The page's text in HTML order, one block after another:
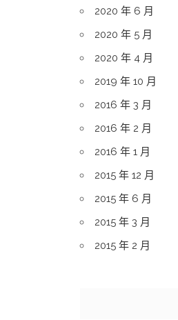
2020 年 6 月
2020 年 5 月
2020 年 4 月
2019 年 10 月
2016 年 3 月
2016 年 2 月
2016 年 1 月
2015 年 12 月
2015 年 6 月
2015 年 3 月
2015 年 2 月